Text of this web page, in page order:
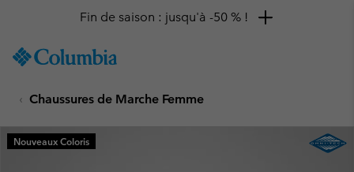
TO
SKIP
MAIN
NAV
Fin de saison : jusqu'à -50 % !
Chaussures de Marche Femme
Nouveaux Coloris